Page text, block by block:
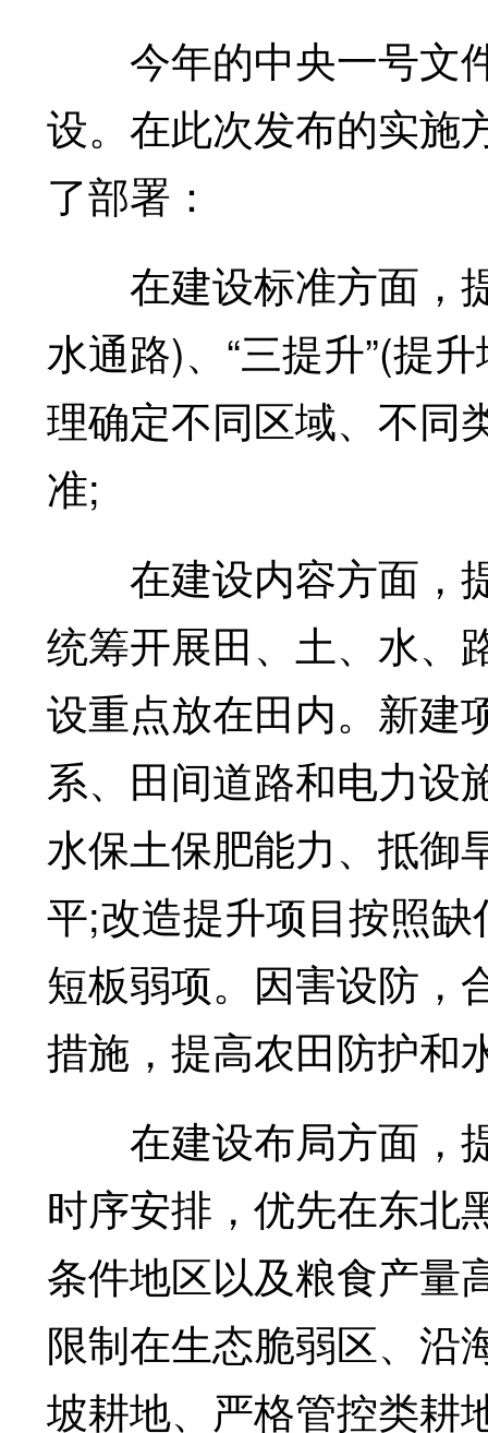
今年的中央一号文
设。在此次发布的实施
了部署：
在建设标准方面，提
水通路)、“三提升”(提
理确定不同区域、不同
准;
在建设内容方面，
统筹开展田、土、水、
设重点放在田内。新建
系、田间道路和电力设
水保土保肥能力、抵御
平;改造提升项目按照
短板弱项。因害设防，
措施，提高农田防护和
在建设布局方面，
时序安排，优先在东北
条件地区以及粮食产量
限制在生态脆弱区、沿
坡耕地、严格管控类耕